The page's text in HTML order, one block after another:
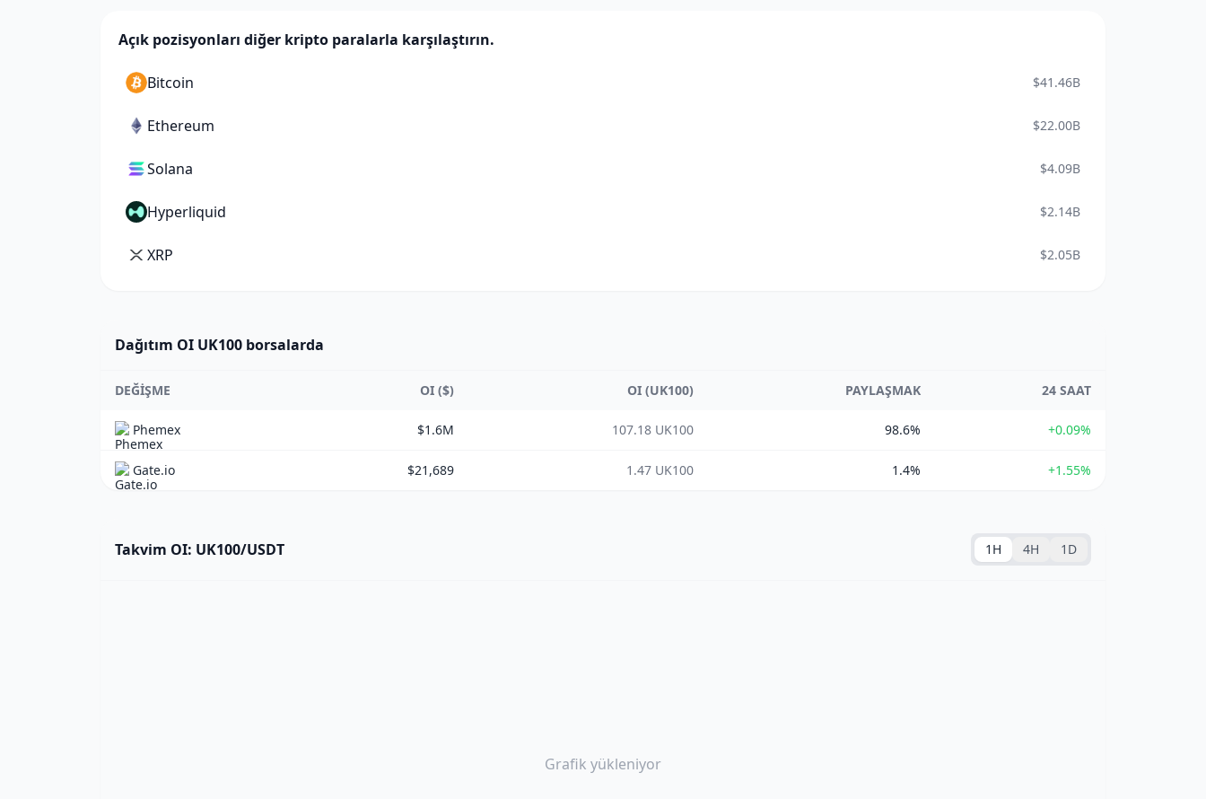
Açık pozisyonları diğer kripto paralarla karşılaştırın.
Bitcoin $41.46B
Ethereum $22.00B
Solana $4.09B
Hyperliquid $2.14B
XRP $2.05B
Dağıtım OI UK100 borsalarda
DEĞIŞME OI ($) OI (UK100) PAYLAŞMAK 24 SAAT
Phemex $1.6M 107.18 UK100 98.6% +0.09%
Gate.io $21,689 1.47 UK100 1.4% +1.55%
Takvim OI: UK100/USDT 1H 4H 1D
Grafik yükleniyor